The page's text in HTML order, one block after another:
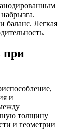
баланс. Легкая
при
и
толщину
и геометрии